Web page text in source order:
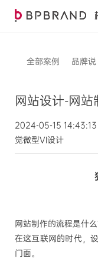
全部案例 品牌说
网站设计-网站
2024-05-15
觉微型VI设计
网站制作的流程是什
在这互联网的时代，
门面。